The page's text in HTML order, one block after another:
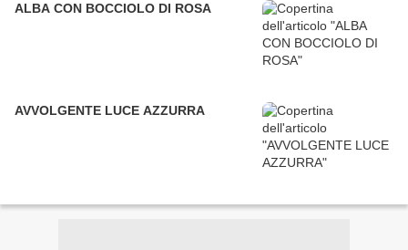
ALBA CON BOCCIOLO DI ROSA
AVVOLGENTE LUCE AZZURRA